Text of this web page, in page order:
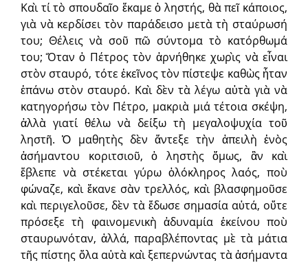
Καὶ τί τὸ σπουδαῖο ἔκαμε ὁ ληστής, θὰ πεῖ κάποιος,
γιὰ νὰ κερδίσει τὸν παράδεισο μετὰ τὴ σταύρωσή
του; Θέλεις νὰ σοῦ πῶ σύντομα τὸ κατόρθωμά
του; Ὅταν ὁ Πέτρος τὸν ἀρνήθηκε χωρὶς νὰ εἶναι
στὸν σταυρό, τότε ἐκεῖνος τὸν πίστεψε καθὼς ἦταν
ἐπάνω στὸν σταυρό. Καὶ δὲν τὰ λέγω αὐτὰ γιὰ νὰ
κατηγορήσω τὸν Πέτρο, μακριὰ μιά τέτοια σκέψη,
ἀλλὰ γιατί θέλω νὰ δείξω τὴ μεγαλοψυχία τοῦ
ληστῆ. Ὁ μαθητὴς δὲν ἄντεξε τὴν ἀπειλὴ ἑνὸς
ἀσήμαντου κοριτσιοῦ, ὁ ληστὴς ὅμως, ἂν καὶ
ἔβλεπε νὰ στέκεται γύρω ὁλόκληρος λαός, ποὺ
φώναζε, καὶ ἔκανε σὰν τρελλός, καὶ βλασφημοῦσε
καὶ περιγελοῦσε, δὲν τὰ ἔδωσε σημασία αὐτά, οὔτε
πρόσεξε τὴ φαινομενικὴ ἀδυναμία ἐκείνου ποὺ
σταυρωνόταν, ἀλλά, παραβλέποντας μὲ τὰ μάτια
τῆς πίστης ὅλα αὐτὰ καὶ ξεπερνώντας τὰ ἀσήμαντα